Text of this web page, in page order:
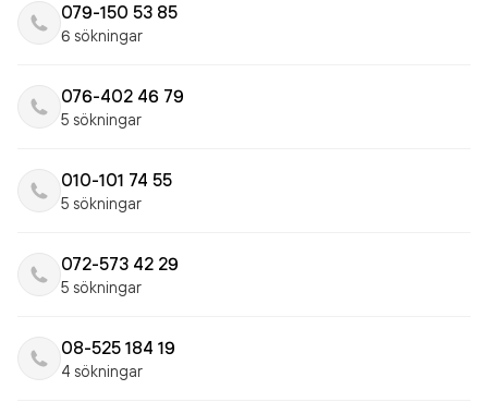
079-150 53 85
6 sökningar
076-402 46 79
5 sökningar
010-101 74 55
5 sökningar
072-573 42 29
5 sökningar
08-525 184 19
4 sökningar